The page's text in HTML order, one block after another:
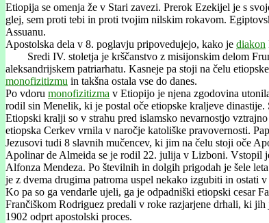
Etiopija se omenja že v Stari zavezi. Prerok Ezekijel je s
glej, sem proti tebi in proti tvojim nilskim rokavom.
Assuanu.
Apostolska dela v 8. poglavju pripovedujejo, kako je diakon
Sredi IV. stoletja je krščanstvo z misijonskim delom
aleksandrijskem patriarhatu. Kasneje pa stoji na čelu
monofizitizmu in takšna ostala vse do danes.
Po vdoru monofizitizma v Etiopijo je njena zgodovina
rodil sin Menelik, ki je postal oče etiopske kraljeve
Etiopski kralji so v strahu pred islamsko nevarnostjo
etiopska Cerkev vrnila v naročje katoliške pravovernosti.
Jezusovi tudi 8 slavnih mučencev, ki jim na čelu stoji oče
Apolinar de Almeida se je rodil 22. julija v Lizboni. Vstopil
Alfonza Mendeza. Po številnih in dolgih prigodah je šele
je z dvema drugima patroma uspel nekako izgubiti in ostati
Ko pa so ga vendarle ujeli, ga je odpadniški etiopski cesar
Frančiškom Rodriguez predali v roke razjarjene drhali, ki
1902 odprt apostolski proces.